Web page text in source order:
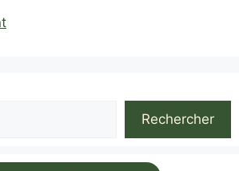
Rechercher